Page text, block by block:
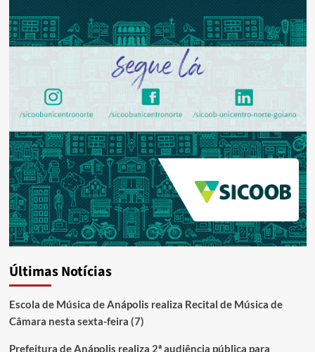
Últimas Notícias
Escola de Música de Anápolis realiza Recital de Música de
Câmara nesta sexta-feira (7)
Prefeitura de Anápolis realiza 2ª audiência pública para